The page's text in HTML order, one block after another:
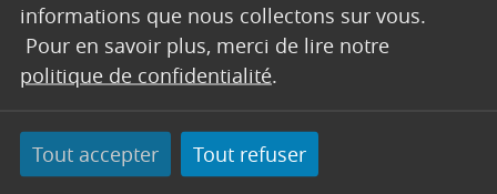
informations que nous collectons sur vous.
Pour en savoir plus, merci de lire notre
politique de confidentialité.
Tout accepter Tout refuser